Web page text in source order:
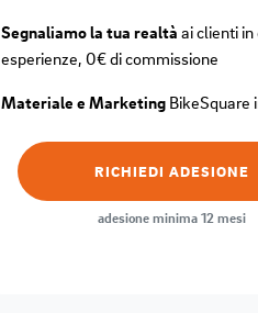
Segnaliamo la tua realtà ai clienti in
esperienze, 0€ di commissione
Materiale e MarketingBikeSquare
RICHIEDI ADESIONE
adesione minima 12 mesi